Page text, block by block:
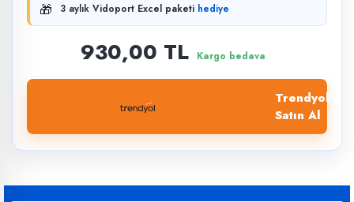
🎁 3 aylık Vidoport Excel paketi hediye
930,00 TL Kargo bedava
Trendyol'dan
Satın Al